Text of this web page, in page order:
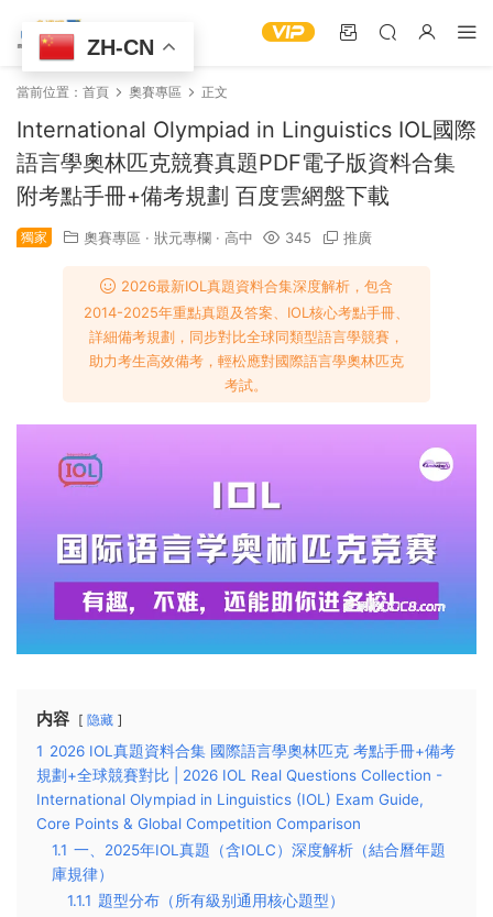
當前位置： 首頁 奧賽專區 正文
International Olympiad in Linguistics IOL國際
語言學奧林匹克競賽真題PDF電子版資料合集
附考點手冊+備考規劃 百度雲網盤下載
獨家 奧賽專區 · 狀元專欄 · 高中 345 推廣
2026最新IOL真題資料合集深度解析，包含
2014-2025年重點真題及答案、IOL核心考點手冊、
詳細備考規劃，同步對比全球同類型語言學競賽，
助力考生高效備考，輕松應對國際語言學奧林匹克
考試。
内容 隐藏
1 2026 IOL真題資料合集 國際語言學奧林匹克 考點手冊+備考
規劃+全球競賽對比 | 2026 IOL Real Questions Collection -
International Olympiad in Linguistics (IOL) Exam Guide,
Core Points & Global Competition Comparison
1.1 一、2025年IOL真題（含IOLC）深度解析（結合曆年題
庫規律）
1.1.1 題型分布（所有級别通用核心題型）
ZH-CN